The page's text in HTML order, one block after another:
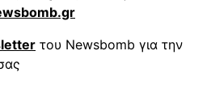
του Newsbomb για την